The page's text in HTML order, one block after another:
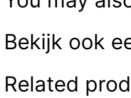
Bekijk ook
Related